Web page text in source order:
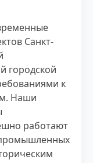
Санкт-
городской
к
Наши
работают